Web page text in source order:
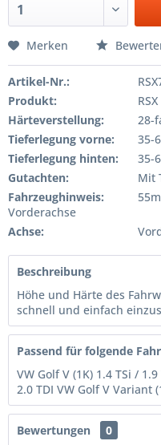
Merken
Artikel-Nr.:
Produkt:
Härteverstellung:
28-
Tieferlegung vorne:
35-
Tieferlegung hinten:
35-
Gutachten:
Mit
Fahrzeughinweis:
Vorderachse
Achse:
Beschreibung
Höhe und Härte des
schnell und einfach
Passend für folgende
VW Golf V (1K) 1.4 TSi /
2.0 TDI VW Golf V Variant
Bewertungen
0